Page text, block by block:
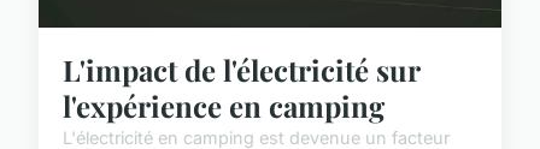
L'impact de l'électricité sur
l'expérience en camping
L'électricité en camping est devenue un facteur